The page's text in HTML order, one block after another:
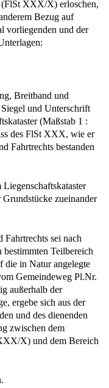
(FlSt XXX/X) erloschen,
Bezug auf
vorliegenden und der
Breitband und
und Unterschrift
(Maßstab 1 :
des FlSt XXX, wie er
Fahrtrechts bestanden
zueinander
sei nach
bestimmten Teilbereich
die in Natur angelegte
Gemeindeweg Pl.Nr.
außerhalb der
ergebe sich aus der
und des dienenden
zwischen dem
X) und dem Bereich